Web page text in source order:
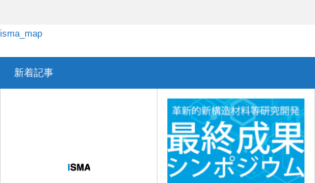
isma_map
新着記事